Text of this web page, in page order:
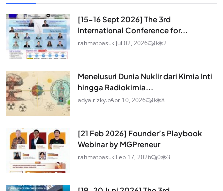
[15-16 Sept 2026] The 3rd
International Conference for...
rahmatbasukiJul 02, 2026 0 2
Menelusuri Dunia Nuklir dari Kimia Inti
hingga Radiokimia...
adya.rizky.pApr 10, 2026 0 8
[21 Feb 2026] Founder’s Playbook
Webinar by MGPreneur
rahmatbasukiFeb 17, 2026 0 3